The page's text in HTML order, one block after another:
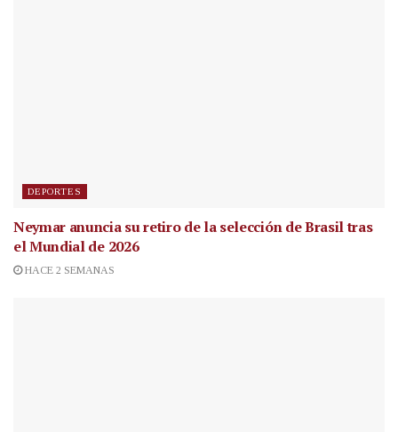
DEPORTES
Neymar anuncia su retiro de la selección de Brasil tras
el Mundial de 2026
HACE 2 SEMANAS